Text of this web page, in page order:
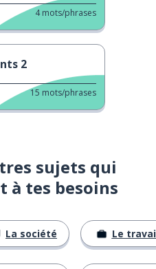
4 mots/phrases
2
15 mots/phrases
sujets qui
à tes besoins
La société Le